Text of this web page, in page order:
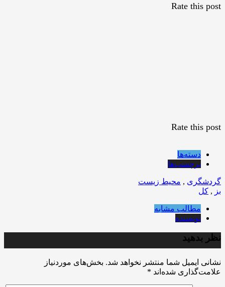
Rate this post
Rate this post
دسته‌ها
برچسب‌ها
گردشگری , محیط زیست
بز , کل
مطالب مشابه
نویسنده
نظر بدهید
نشانی ایمیل شما منتشر نخواهد شد. بخش‌های موردنیاز
علامت‌گذاری شده‌اند *